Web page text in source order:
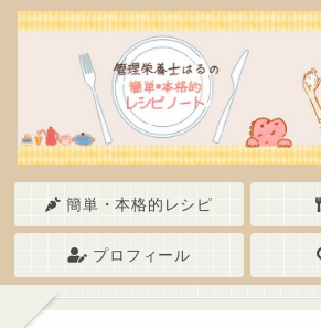
簡単・本格的レシピ
プロフィール